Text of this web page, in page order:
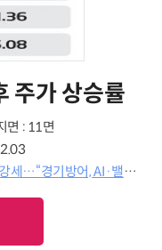
주가 상승률
면 : 11면
방어, AI·밸류업 효과까지”